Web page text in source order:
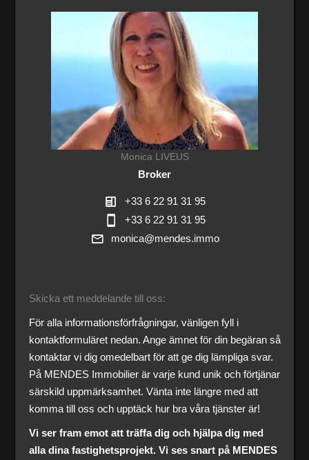
Monica LIVEUS
Broker
+33 6 22 91 31 95
+33 6 22 91 31 95
monica@mendes.immo
Skicka ett meddelande till oss:
För alla informationsförfrågningar, vänligen fyll i
kontaktformuläret nedan. Ange ämnet för din begäran så
kontaktar vi dig omedelbart för att ge dig lämpliga svar.
På MENDES Immobilier är varje kund unik och förtjänar
särskild uppmärksamhet. Vänta inte längre med att
komma till oss och upptäck hur bra våra tjänster är!
Vi ser fram emot att träffa dig och hjälpa dig med
alla dina fastighetsprojekt. Vi ses snart på MENDES